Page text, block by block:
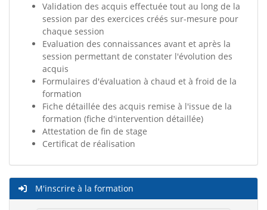
Validation des acquis effectuée tout au long de la
session par des exercices créés sur-mesure pour
chaque session
Evaluation des connaissances avant et après la
session permettant de constater l'évolution des
acquis
Formulaires d'évaluation à chaud et à froid de la
formation
Fiche détaillée des acquis remise à l'issue de la
formation (fiche d'intervention détaillée)
Attestation de fin de stage
Certificat de réalisation
M'inscrire à la formation